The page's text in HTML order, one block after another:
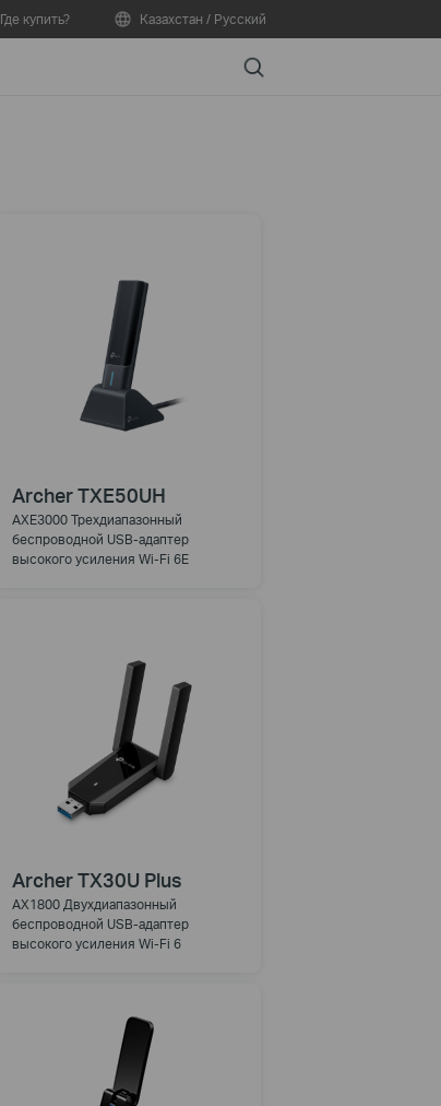
Где купить? Казахстан / Русский
Search
Archer TXE50UH
AXE3000 Трехдиапазонный
беспроводной USB-адаптер
высокого усиления Wi-Fi 6E
Archer TX30U Plus
AX1800 Двухдиапазонный
беспроводной USB-адаптер
высокого усиления Wi-Fi 6